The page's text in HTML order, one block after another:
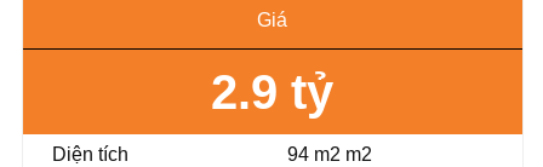
Giá
2.9 tỷ
Diện tích 94 m2 m2